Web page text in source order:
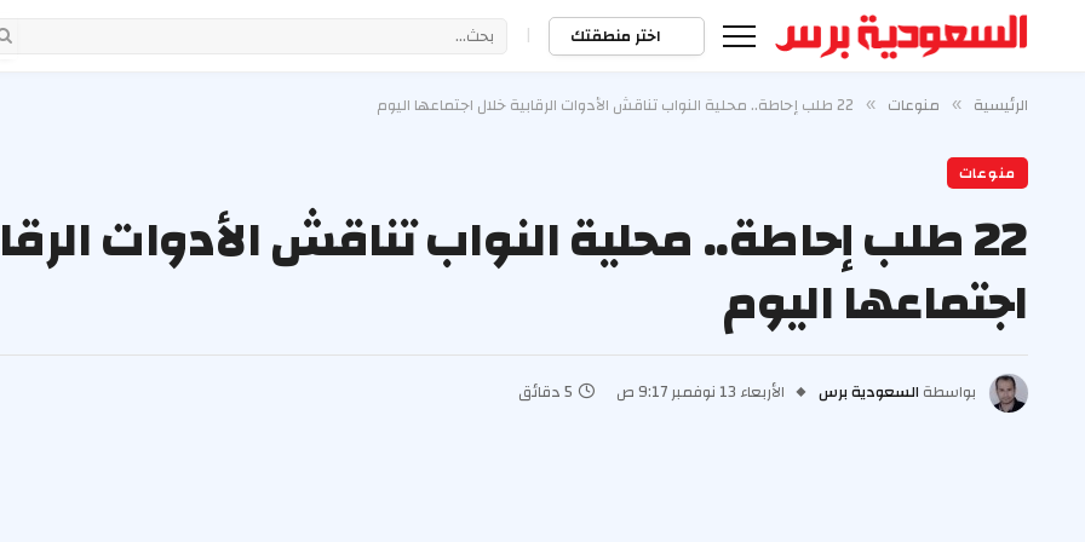
اختر منطقتك |
الرئيسية » منوعات » 22 طلب إحاطة.. محلية النواب تناقش الأدوات الرقابية خلال اجتماعها اليوم
منوعات
22 طلب إحاطة.. محلية النواب تناقش الأدوات
اجتماعها اليوم
بواسطة السعودية برس الأربعاء 13 نوفمبر 9:17 ص 5 دقائق